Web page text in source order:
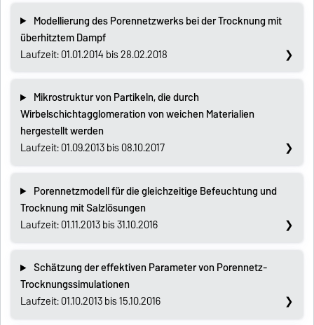
Modellierung des Porennetzwerks bei der Trocknung mit
überhitztem Dampf
Laufzeit: 01.01.2014 bis 28.02.2018
Mikrostruktur von Partikeln, die durch
Wirbelschichtagglomeration von weichen Materialien
hergestellt werden
Laufzeit: 01.09.2013 bis 08.10.2017
Porennetzmodell für die gleichzeitige Befeuchtung und
Trocknung mit Salzlösungen
Laufzeit: 01.11.2013 bis 31.10.2016
Schätzung der effektiven Parameter von Porennetz-
Trocknungssimulationen
Laufzeit: 01.10.2013 bis 15.10.2016